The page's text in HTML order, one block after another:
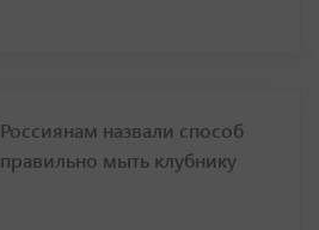
Россиянам назвали способ
правильно мыть клубнику